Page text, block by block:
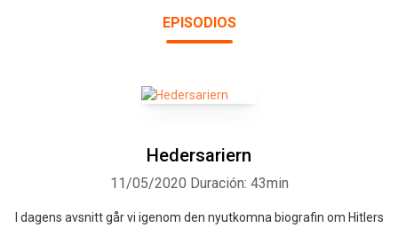
EPISODIOS
Hedersariern
11/05/2020 Duración: 43min
I dagens avsnitt går vi igenom den nyutkomna biografin om Hitlers